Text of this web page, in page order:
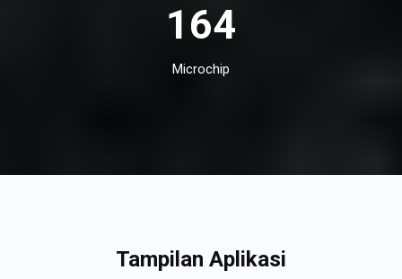
164
Microchip
Tampilan Aplikasi